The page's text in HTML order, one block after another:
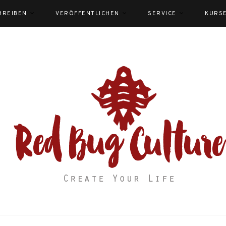
VERÖFFENTLICHEN SERVICE KURSE